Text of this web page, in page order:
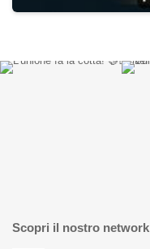
Scopri il nostro network